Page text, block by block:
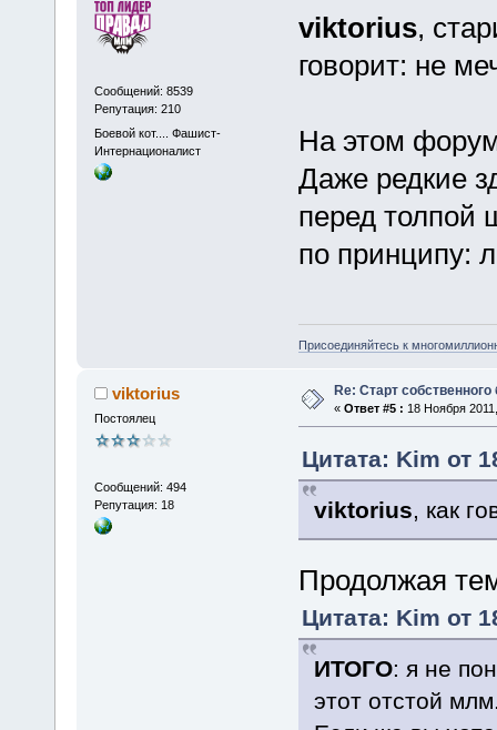
Сообщений: 8539
Репутация: 210
Боевой кот.... Фашист-
Интернационалист
viktorius,
говорит: не
На этом
Даже редкие
перед
по принципу:
Присоединяйтесь к
viktorius
Постоялец
Сообщений: 494
Репутация: 18
Re: Старт собственного
« Ответ #5 : 18 Ноября
Цитата: Kim от
viktorius, как
Продолжая
Цитата: Kim от
ИТОГО: я не
этот отстой